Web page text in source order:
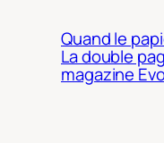
Quand le
La double
magazine